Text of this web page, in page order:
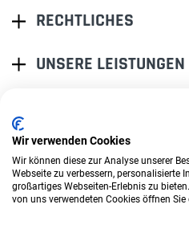
RECHTLICHES
UNSERE LEISTUNGEN
ALLES BEI EINEM.
Wir verwenden Cookies
Wir können diese zur Analyse unserer
Webseite zu verbessern, personalisierte
großartiges Webseiten-Erlebnis zu
von uns verwendeten Cookies öffnen Sie